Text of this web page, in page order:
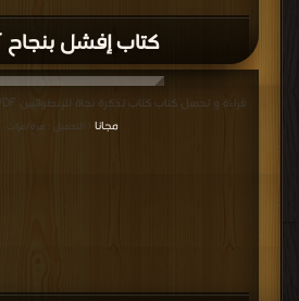
كتاب إفشل بنجاح PDF
قراءة و تحميل كتاب كتاب تذكرة نجاة للإنطوائيين PDF مجانا | مكتبة >
مجانا | التحميل : مرة/مرات